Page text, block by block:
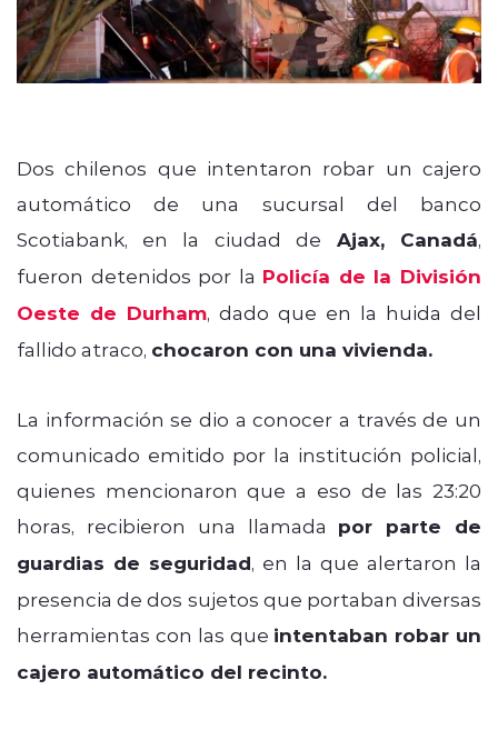
Dos chilenos que intentaron robar un cajero
automático de una sucursal del banco
Scotiabank, en la ciudad de Ajax, Canadá,
fueron detenidos por la Policía de la División
Oeste de Durham, dado que en la huida del
fallido atraco, chocaron con una vivienda.
La información se dio a conocer a través de un
comunicado emitido por la institución policial,
quienes mencionaron que a eso de las 23:20
horas, recibieron una llamada por parte de
guardias de seguridad, en la que alertaron la
presencia de dos sujetos que portaban diversas
herramientas con las que intentaban robar un
cajero automático del recinto.